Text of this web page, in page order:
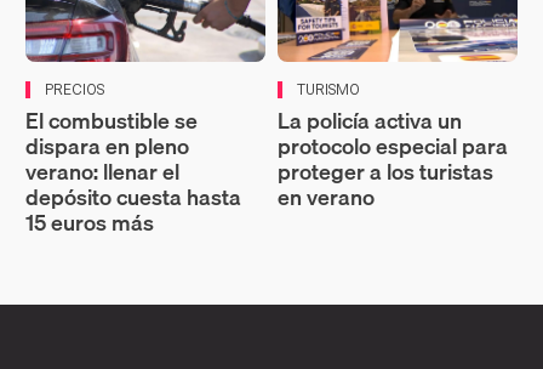
PRECIOS
El combustible se
dispara en pleno
verano: llenar el
depósito cuesta hasta
15 euros más
TURISMO
La policía activa un
protocolo especial para
proteger a los turistas
en verano